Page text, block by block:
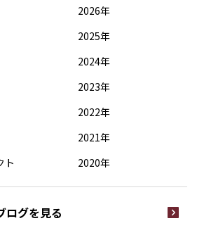
ト
2026年
2025年
2024年
2023年
2022年
2021年
2020年
ログを見る